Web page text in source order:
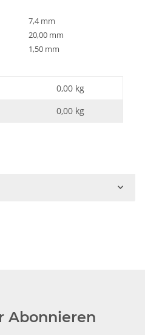
7,4 mm
20,00 mm
1,50 mm
0,00 kg
0,00 kg
Abonnieren